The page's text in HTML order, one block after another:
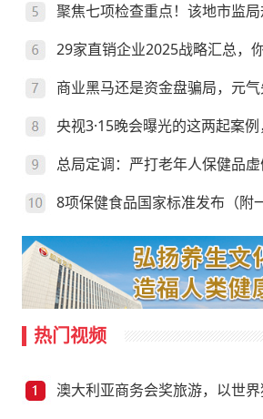
聚焦七项检查重点！该地市监局
29家直销企业2025战略汇总，
商业黑马还是资金盘骗局，元
央视3·15晚会曝光的这两起案
总局定调：严打老年人保健品
8项保健食品国家标准发布（附
热门视频
澳大利亚商务会奖旅游，以世